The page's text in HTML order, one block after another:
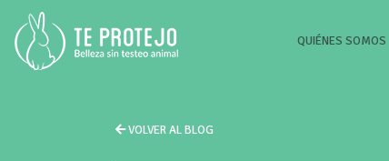
QUIÉNES SOMOS
VOLVER AL BLOG